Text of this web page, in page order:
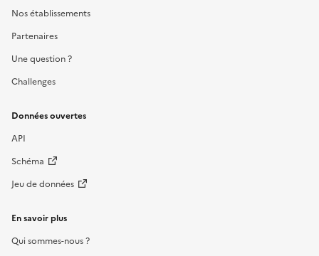
Nos établissements
Partenaires
Une question ?
Challenges
Données ouvertes
API
Schéma
Jeu de données
En savoir plus
Qui sommes-nous ?